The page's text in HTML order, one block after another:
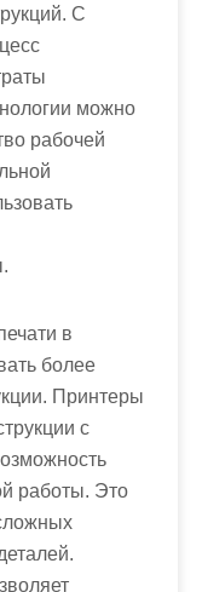
С
можно
рабочей
в
более
Принтеры
с
работы. Это